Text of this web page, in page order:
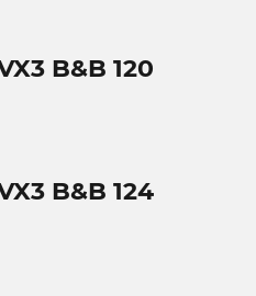
B&B 120
B&B 124